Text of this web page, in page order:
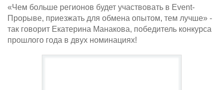
«Чем больше регионов будет участвовать в Event-
Прорыве, приезжать для обмена опытом, тем лучше» -
так говорит Екатерина Манакова, победитель конкурса
прошлого года в двух номинациях!